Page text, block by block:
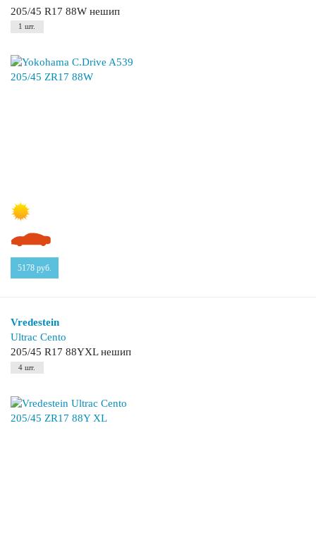
205/45 R17 88W нешип
1 шт.
5178 руб.
Vredestein
Ultrac Cento
205/45 R17 88YXL нешип
4 шт.